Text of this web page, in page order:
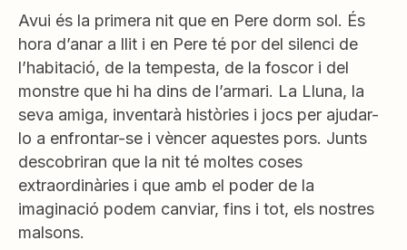
Avui és la primera nit que en Pere dorm sol. És
hora d’anar a llit i en Pere té por del silenci de
l’habitació, de la tempesta, de la foscor i del
monstre que hi ha dins de l’armari. La Lluna, la
seva amiga, inventarà històries i jocs per ajudar-
lo a enfrontar-se i vèncer aquestes pors. Junts
descobriran que la nit té moltes coses
extraordinàries i que amb el poder de la
imaginació podem canviar, fins i tot, els nostres
malsons.